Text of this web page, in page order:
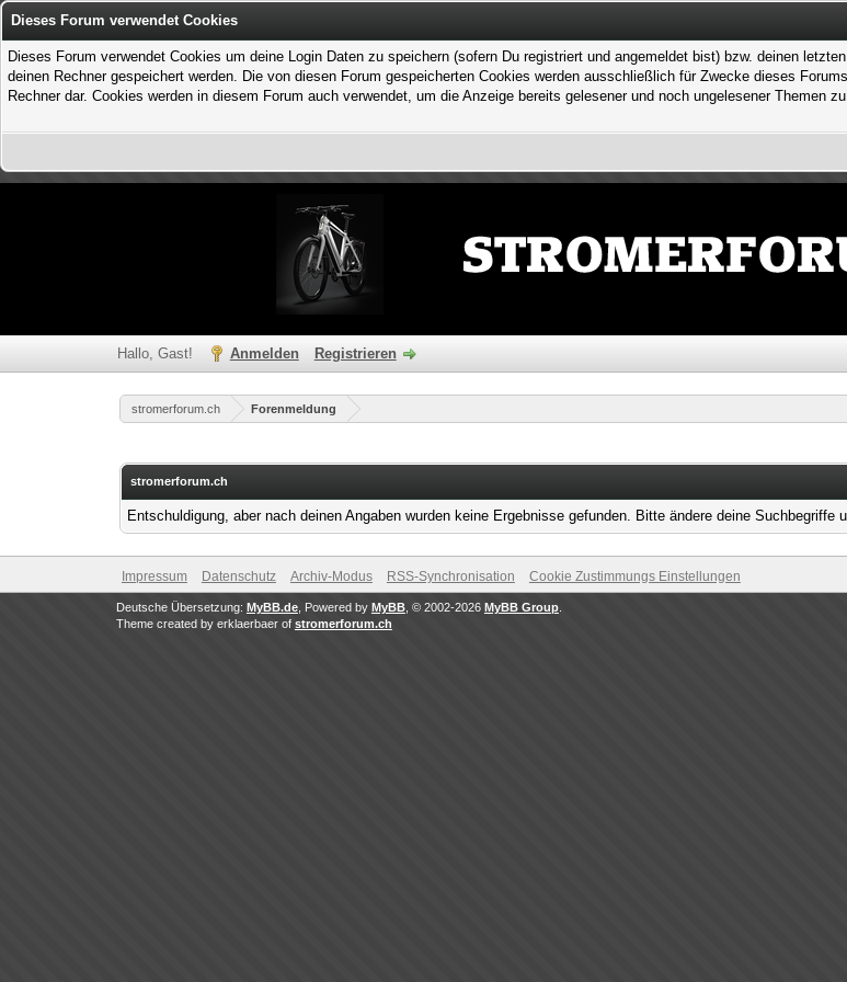
Dieses Forum verwendet Cookies
Dieses Forum verwendet Cookies um deine Login Daten zu speichern (sofern Du registriert und angemeldet bist) bzw. deinen
deinen Rechner gespeichert werden. Die von diesen Forum gespeicherten Cookies werden ausschließlich für Zwecke dieses
Rechner dar. Cookies werden in diesem Forum auch verwendet, um die Anzeige bereits gelesener und noch ungelesener
Hallo, Gast! Anmelden Registrieren
stromerforum.ch Forenmeldung
stromerforum.ch
Entschuldigung, aber nach deinen Angaben wurden keine Ergebnisse gefunden. Bitte ändere deine Suchbegriffe
Impressum Datenschutz Archiv-Modus RSS-Synchronisation Cookie Zustimmungs Einstellungen
Deutsche Übersetzung: MyBB.de, Powered by MyBB, © 2002-2026 MyBB Group.
Theme created by erklaerbaer of stromerforum.ch